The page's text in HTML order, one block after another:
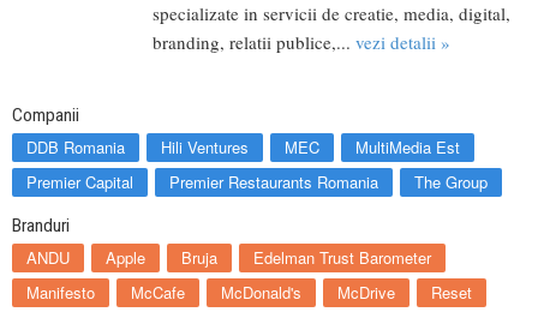
specializate in servicii de creatie, media, digital,
branding, relatii publice,... vezi detalii »
Companii
DDB Romania Hili Ventures MEC
MultiMedia Est
Premier Capital
Premier Restaurants Romania The Group
Branduri
ANDU Apple Bruja
Edelman Trust Barometer
Manifesto
McCafe McDonald's McDrive Reset